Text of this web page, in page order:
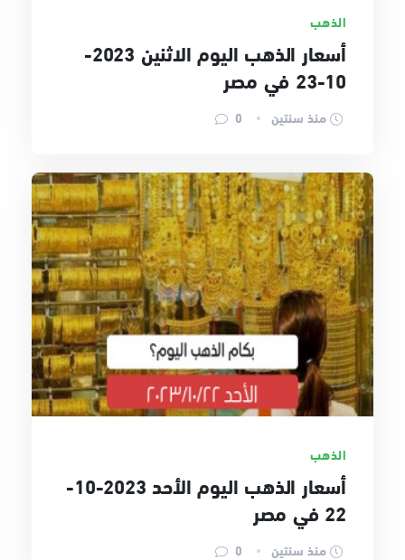
الذهب
أسعار الذهب اليوم الاثنين 2023-
10-23 في مصر
منذ سنتين
الذهب
أسعار الذهب اليوم الأحد 2023-10-
22 في مصر
منذ سنتين